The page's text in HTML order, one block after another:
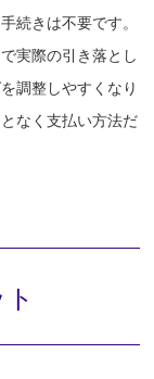
続きは不要です。
実際の引き落とし
調整しやすくなり
なく支払い方法だ